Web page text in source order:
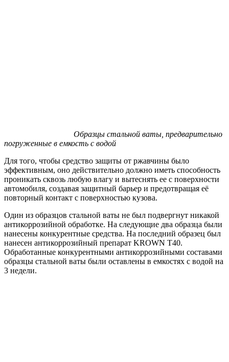
Образцы стальной ваты, предварительно
погруженные в емкость с водой
Для того, чтобы средство защиты от ржавчины было
эффективным, оно действительно должно иметь способность
проникать сквозь любую влагу и вытеснять ее с поверхности
автомобиля, создавая защитный барьер и предотвращая её
повторный контакт с поверхностью кузова.
Один из образцов стальной ваты не был подвергнут никакой
антикоррозийной обработке. На следующие два образца были
нанесены конкурентные средства. На последний образец был
нанесен антикоррозийный препарат KROWN T40.
Обработанные конкурентными антикоррозийными составами
образцы стальной ваты были оставлены в емкостях с водой на
3 недели.